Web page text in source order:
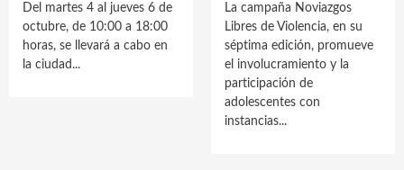
Del martes 4 al jueves 6 de
octubre, de 10:00 a 18:00
horas, se llevará a cabo en
la ciudad...
La campaña Noviazgos
Libres de Violencia, en su
séptima edición, promueve
el involucramiento y la
participación de
adolescentes con
instancias...